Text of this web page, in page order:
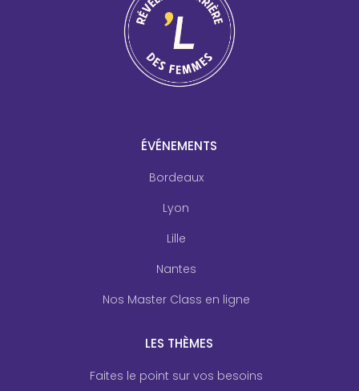
ÉVÉNEMENTS
Bordeaux
Lyon
Lille
Nantes
Nos Master Class en ligne
LES THÈMES
Faites le point sur vos besoins